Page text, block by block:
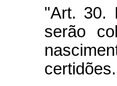
"Art. 30.
serão
certidões.